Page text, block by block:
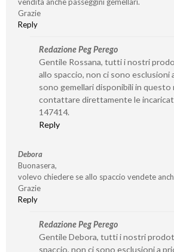
Grazie
Reply
Redazione Peg Perego
Gentile Rossana, tutti i nostri
allo spaccio, non ci sono esclusioni
sono gemellari disponibili in questo
contattare direttamente le
147414.
Reply
Debora
Buonasera,
volevo chiedere se allo spaccio vendete
Grazie
Reply
Redazione Peg Perego
Gentile Debora, tutti i nostri
spaccio, non ci sono esclusioni a